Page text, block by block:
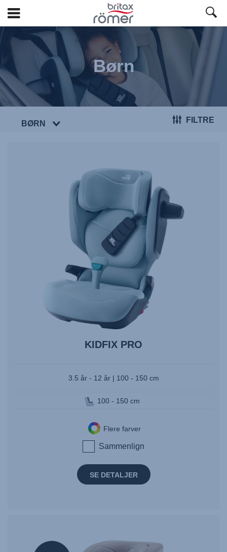
Spring
til
hovedindhold
Børn
BØRN FILTRE
KIDFIX PRO
3.5 år - 12 år | 100 - 150 cm
100 - 150 cm
Flere farver
Sammenlign
SE DETALJER
NEW